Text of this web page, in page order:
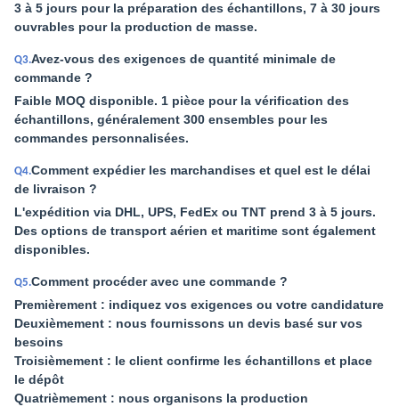
3 à 5 jours pour la préparation des échantillons, 7 à 30 jours
ouvrables pour la production de masse.
Q3.Avez-vous des exigences de quantité minimale de
commande ?
Faible MOQ disponible. 1 pièce pour la vérification des
échantillons, généralement 300 ensembles pour les
commandes personnalisées.
Q4.Comment expédier les marchandises et quel est le délai
de livraison ?
L'expédition via DHL, UPS, FedEx ou TNT prend 3 à 5 jours.
Des options de transport aérien et maritime sont également
disponibles.
Q5.Comment procéder avec une commande ?
Premièrement : indiquez vos exigences ou votre candidature
Deuxièmement : nous fournissons un devis basé sur vos
besoins
Troisièmement : le client confirme les échantillons et place
le dépôt
Quatrièmement : nous organisons la production